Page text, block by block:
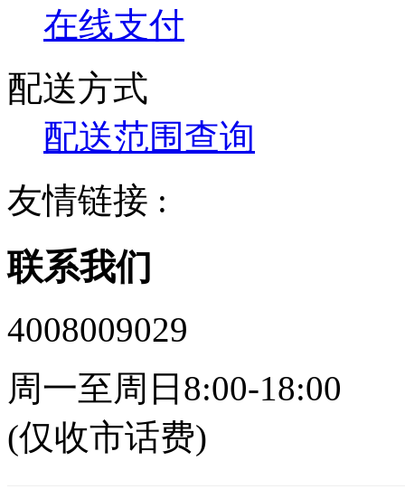
在线支付
配送方式
配送范围查询
友情链接 :
联系我们
4008009029
周一至周日8:00-18:00
(仅收市话费)